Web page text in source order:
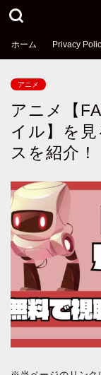
ホーム Privacy
アニメ
アニメ【
イル】を
スを紹介！